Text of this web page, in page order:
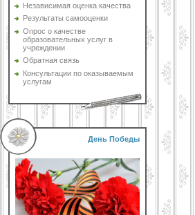
Независимая оценка качества
Результаты самооценки
Опрос о качестве
образовательных услуг в
учреждении
Обратная связь
Консультации по оказываемым
услугам
День Победы